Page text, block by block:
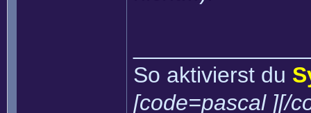
So aktivierst du
[code=pascal ][/